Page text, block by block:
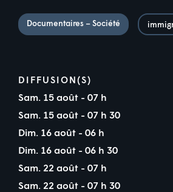
Documentaires – Société
DIFFUSION(S)
Sam. 15 août - 07 h
Sam. 15 août - 07 h 30
Dim. 16 août - 06 h
Dim. 16 août - 06 h 30
Sam. 22 août - 07 h
Sam. 22 août - 07 h 30